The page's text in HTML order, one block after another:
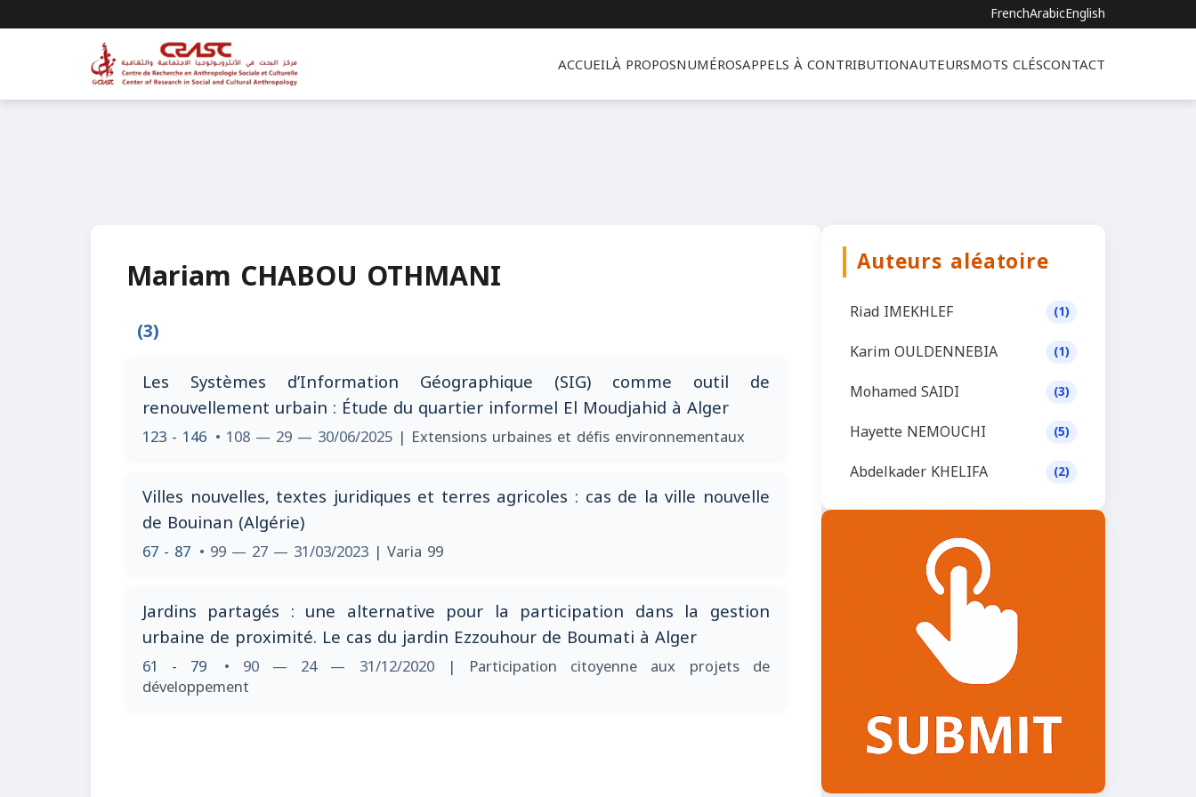
FrenchArabicEnglish
ACCUEILÀ PROPOSNUMÉROSAPPELS À CONTRIBUTIONAUTEURSMOTS CLÉSCONTACT
Mariam CHABOU OTHMANI
(3)
Les Systèmes d’Information Géographique (SIG) comme outil de
renouvellement urbain : Étude du quartier informel El Moudjahid à Alger
123 - 146 • 108 — 29 — 30/06/2025 | Extensions urbaines et défis environnementaux
Villes nouvelles, textes juridiques et terres agricoles : cas de la ville nouvelle
de Bouinan (Algérie)
67 - 87 • 99 — 27 — 31/03/2023 | Varia 99
Jardins partagés : une alternative pour la participation dans la gestion
urbaine de proximité. Le cas du jardin Ezzouhour de Boumati à Alger
61 - 79 • 90 — 24 — 31/12/2020 | Participation citoyenne aux projets de
développement
Auteurs aléatoire
Riad IMEKHLEF (1)
Karim OULDENNEBIA (1)
Mohamed SAIDI (3)
Hayette NEMOUCHI (5)
Abdelkader KHELIFA (2)